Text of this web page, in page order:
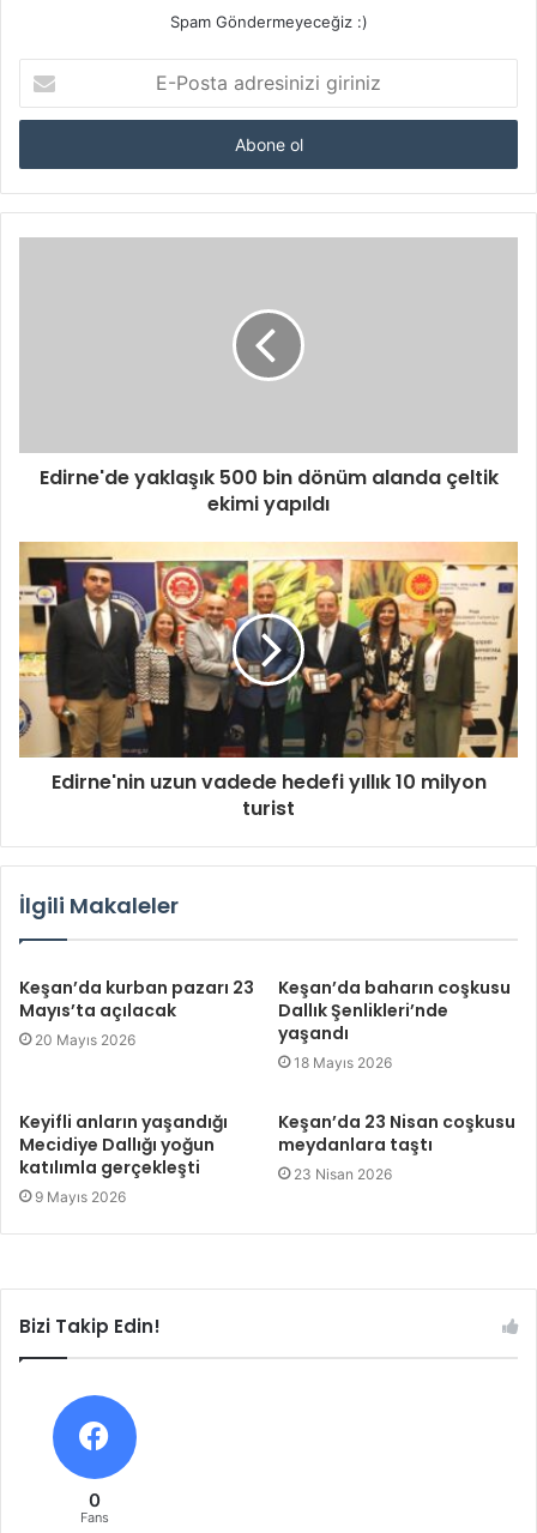
Spam Göndermeyeceğiz :)
Posta
adresinizi
Edirne'de yaklaşık 500 bin dönüm alanda çeltik
ekimi yapıldı
Edirne'nin uzun vadede hedefi yıllık 10 milyon
turist
İlgili Makaleler
Keşan’da kurban pazarı 23
Mayıs’ta açılacak
20 Mayıs 2026
Keşan’da baharın coşkusu
Dallık Şenlikleri’nde
yaşandı
18 Mayıs 2026
Keyifli anların yaşandığı
Mecidiye Dallığı yoğun
katılımla gerçekleşti
9 Mayıs 2026
Keşan’da 23 Nisan coşkusu
meydanlara taştı
23 Nisan 2026
Bizi Takip Edin!
0
Fans